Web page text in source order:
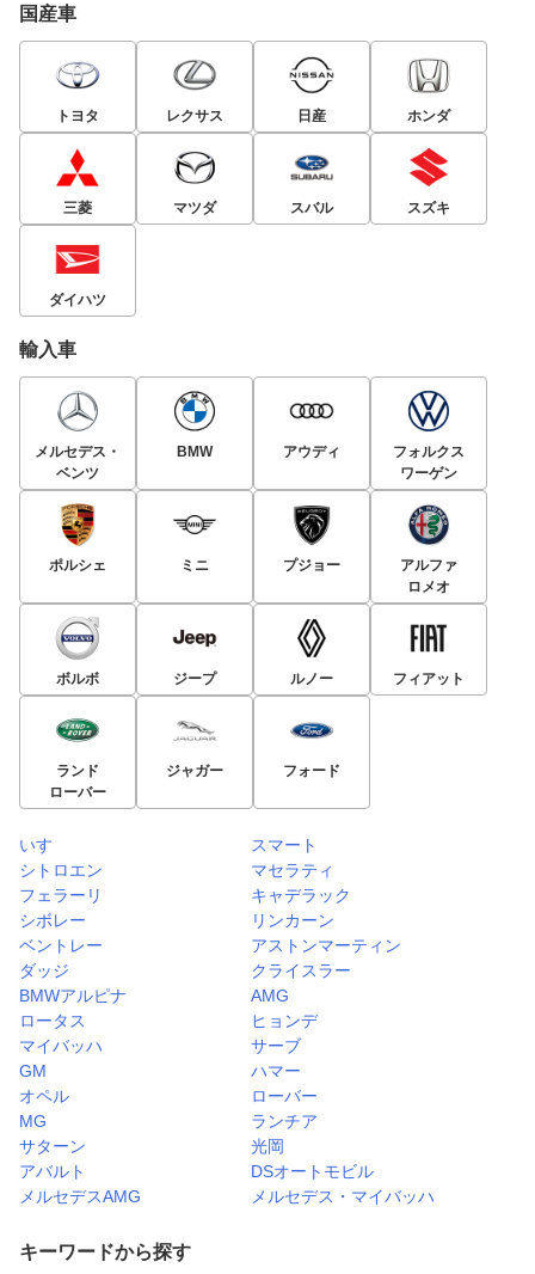
国産車
トヨタ レクサス 日産 ホンダ
三菱 マツダ スバル スズキ
ダイハツ
輸入車
メルセデス・
ベンツ
BMW アウディ
フォルクス
ワーゲン
ポルシェ ミニ プジョー
アルファ
ロメオ
ボルボ ジープ ルノー フィアット
ランド
ローバー
ジャガー フォード
いすゞ
スマート
シトロエン
マセラティ
フェラーリ
キャデラック
シボレー
リンカーン
ベントレー
アストンマーティン
ダッジ
クライスラー
BMWアルピナ
AMG
ロータス
ヒョンデ
マイバッハ
サーブ
GM
ハマー
オペル
ローバー
MG
ランチア
サターン
光岡
アバルト
DSオートモビル
メルセデスAMG
メルセデス・マイバッハ
キーワードから探す